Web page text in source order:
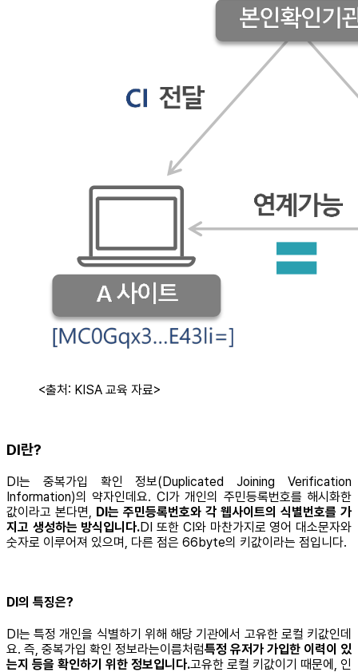
<출처: KISA 교육 자료>
DI란?
DI는 중복가입 확인 정보(Duplicated Joining Verification
Information)의 약자인데요. CI가 개인의 주민등록번호를 해시화한
값이라고 본다면, DI는 주민등록번호와 각 웹사이트의 식별번호를 가
지고 생성하는 방식입니다.DI 또한 CI와 마찬가지로 영어 대소문자와
숫자로 이루어져 있으며, 다른 점은 66byte의 키값이라는 점입니다.
DI의 특징은?
DI는 특정 개인을 식별하기 위해 해당 기관에서 고유한 로컬 키값인데
요. 즉, 중복가입 확인 정보라는이름처럼특정 유저가 가입한 이력이 있
는지 등을 확인하기 위한 정보입니다.고유한 로컬 키값이기 때문에, 인